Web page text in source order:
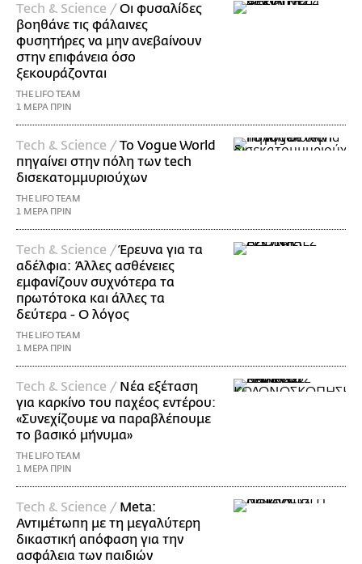
Τech & Science /Οι φυσαλίδες
βοηθάνε τις φάλαινες
φυσητήρες να μην ανεβαίνουν
στην επιφάνεια όσο
ξεκουράζονται
THE LIFO TEAM
1 ΜΕΡΑ ΠΡΙΝ
Τech & Science /Το Vogue World
πηγαίνει στην πόλη των tech
δισεκατομμυριούχων
THE LIFO TEAM
1 ΜΕΡΑ ΠΡΙΝ
Τech & Science /Έρευνα για τα
αδέλφια: Άλλες ασθένειες
εμφανίζουν συχνότερα τα
πρωτότοκα και άλλες τα
δεύτερα - Ο λόγος
THE LIFO TEAM
1 ΜΕΡΑ ΠΡΙΝ
Τech & Science / Νέα εξέταση
για καρκίνο του παχέος εντέρου:
«Συνεχίζουμε να παραβλέπουμε
το βασικό μήνυμα»
THE LIFO TEAM
1 ΜΕΡΑ ΠΡΙΝ
Τech & Science / Meta:
Αντιμέτωπη με τη μεγαλύτερη
δικαστική απόφαση για την
ασφάλεια των παιδιών